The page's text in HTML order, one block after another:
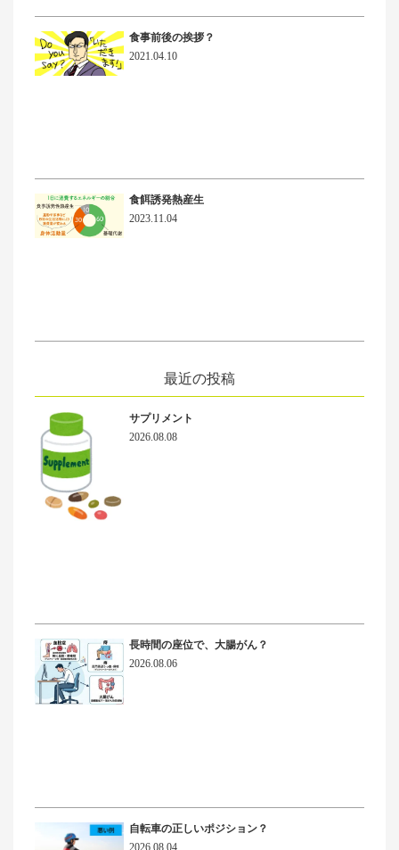
食事前後の挨拶？
2021.04.10
食餌誘発熱産生
2023.11.04
最近の投稿
サプリメント
2026.08.08
長時間の座位で、大腸がん？
2026.08.06
自転車の正しいポジション？
2026.08.04